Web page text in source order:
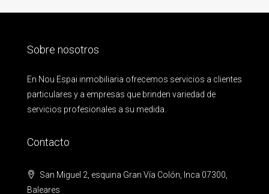
Sobre nosotros
En Nou Espai inmobiliaria ofrecemos servicios a clientes
particulares y a empresas que brinden variedad de
servicios profesionales a su medida.
Contacto
San Miguel 2, esquina Gran Vía Colón, Inca 07300,
Baleares